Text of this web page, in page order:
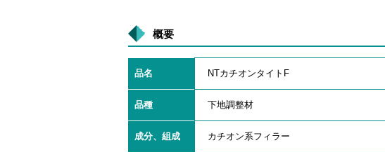
概要
品名 NTカチオンタイトF
品種 下地調整材
成分、組成 カチオン系フィラー